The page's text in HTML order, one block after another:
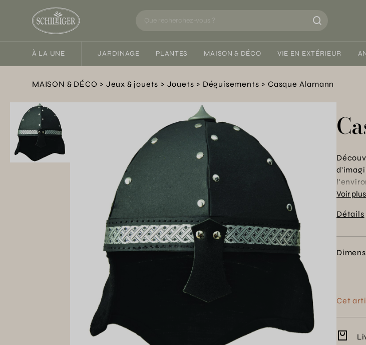
À LA UNE JARDINAGE PLANTES MAISON & DÉCO VIE EN EXTÉRIEUR
MAISON & DÉCO Jeux & jouets Jouets Déguisements Casque Alamann
rôle en
Voir plus
Détails
Cet